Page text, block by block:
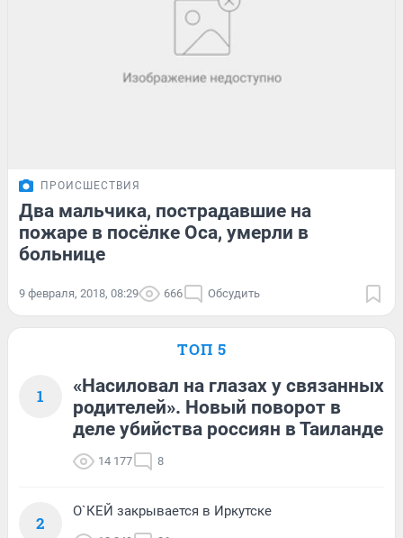
ПРОИСШЕСТВИЯ
Два мальчика, пострадавшие на
пожаре в посёлке Оса, умерли в
больнице
9 февраля, 2018, 08:29 666 Обсудить
ТОП 5
1
«Насиловал на глазах у связанных
родителей». Новый поворот в
деле убийства россиян в Таиланде
14 177 8
2
О`КЕЙ закрывается в Иркутске